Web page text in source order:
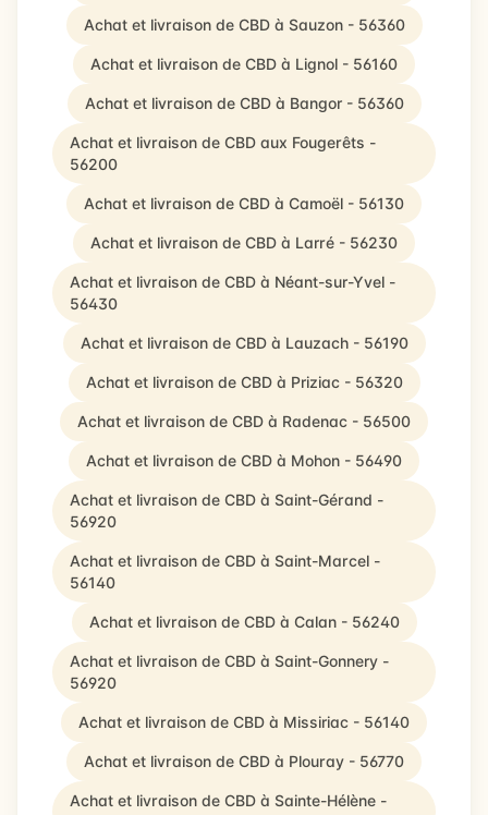
Achat et livraison de CBD à Sauzon - 56360
Achat et livraison de CBD à Lignol - 56160
Achat et livraison de CBD à Bangor - 56360
Achat et livraison de CBD aux Fougerêts -
56200
Achat et livraison de CBD à Camoël - 56130
Achat et livraison de CBD à Larré - 56230
Achat et livraison de CBD à Néant-sur-Yvel -
56430
Achat et livraison de CBD à Lauzach - 56190
Achat et livraison de CBD à Priziac - 56320
Achat et livraison de CBD à Radenac - 56500
Achat et livraison de CBD à Mohon - 56490
Achat et livraison de CBD à Saint-Gérand -
56920
Achat et livraison de CBD à Saint-Marcel -
56140
Achat et livraison de CBD à Calan - 56240
Achat et livraison de CBD à Saint-Gonnery -
56920
Achat et livraison de CBD à Missiriac - 56140
Achat et livraison de CBD à Plouray - 56770
Achat et livraison de CBD à Sainte-Hélène -